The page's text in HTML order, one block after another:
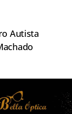
Autista